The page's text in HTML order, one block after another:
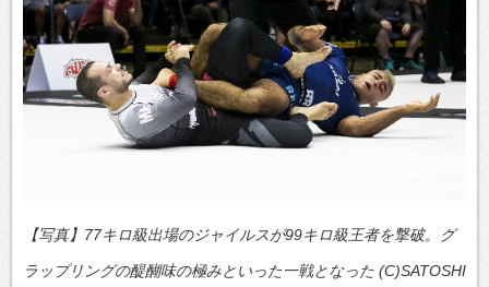
【写真】77キロ級出場のジャイルスが99キロ級王者を撃破。グ
ラップリングの醍醐味の極みといった一戦となった (C)SATOSHI